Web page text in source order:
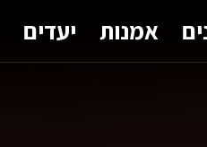
אמנות יעדים